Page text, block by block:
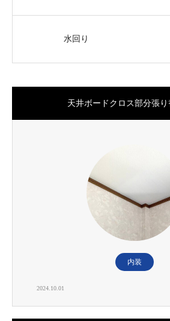
水回り
天井ボードクロス部分張
内装
2024.10.01